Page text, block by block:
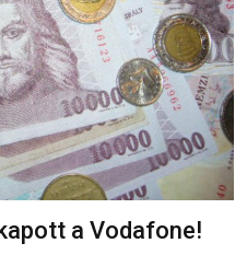
a Vodafone!